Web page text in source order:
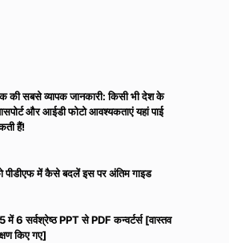
की सबसे व्यापक जानकारी: किसी भी देश के
और आईडी फोटो आवश्यकताएं यहां पाई
हैं!
पीडीएफ में कैसे बदलें इस पर अंतिम गाइड
6 सर्वश्रेष्ठ PPT से PDF कन्वर्टर्स [वास्तव
किए गए]